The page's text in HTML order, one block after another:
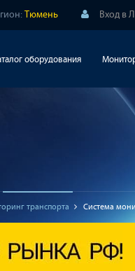
Тюмень Вход в
оборудования
транспорта Система